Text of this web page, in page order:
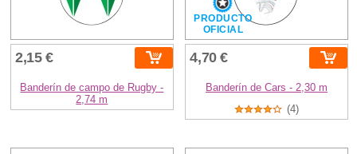
2,15 €
Banderín de campo de Rugby -
2,74 m
PRODUCTO
OFICIAL
4,70 €
Banderín de Cars - 2,30 m
(4)